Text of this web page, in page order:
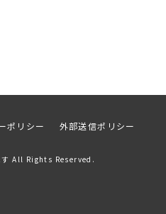
ポリシー 外部送信ポリシー
All Rights Reserved.